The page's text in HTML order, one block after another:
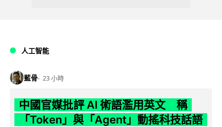
人工智能
藍骨 23 小時
中國官媒批評 AI 術語濫用英文 稱
「Token」與「Agent」動搖科技話語